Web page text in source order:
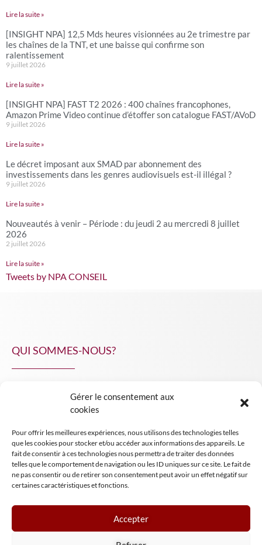
Gérer le consentement aux
cookies
Pour offrir les meilleures expériences, nous utilisons des technologies telles
que les cookies pour stocker et/ou accéder aux informations des appareils. Le
fait de consentir à ces technologies nous permettra de traiter des données
telles que le comportement de navigation ou les ID uniques sur ce site. Le fait de
ne pas consentir ou de retirer son consentement peut avoir un effet négatif sur
certaines caractéristiques et fonctions.
Accepter
Lire la suite »
[INSIGHT NPA] 12,5 Mds heures visionnées au 2e trimestre par
les chaînes de la TNT, et une baisse qui confirme son
ralentissement
9 juillet 2026
Lire la suite »
[INSIGHT NPA] FAST T2 2026 : 400 chaînes francophones,
Amazon Prime Video continue d’étoffer son catalogue FAST/AVoD
9 juillet 2026
Lire la suite »
Le décret imposant aux SMAD par abonnement des
investissements dans les genres audiovisuels est-il illégal ?
9 juillet 2026
Lire la suite »
Nouveautés à venir – Période : du jeudi 2 au mercredi 8 juillet
2026
2 juillet 2026
Lire la suite »
Tweets by NPA CONSEIL
QUI SOMMES-NOUS?
INSIGHT NPA
Mentions légales